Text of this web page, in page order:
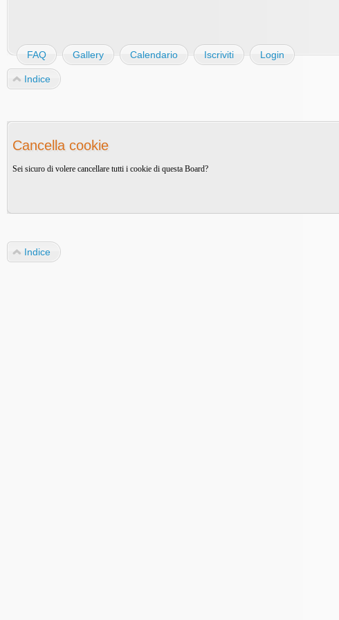
FAQ Gallery Calendario Iscriviti Login
Indice
Cancella cookie
Sei sicuro di volere cancellare tutti i cookie di questa Board?
Indice